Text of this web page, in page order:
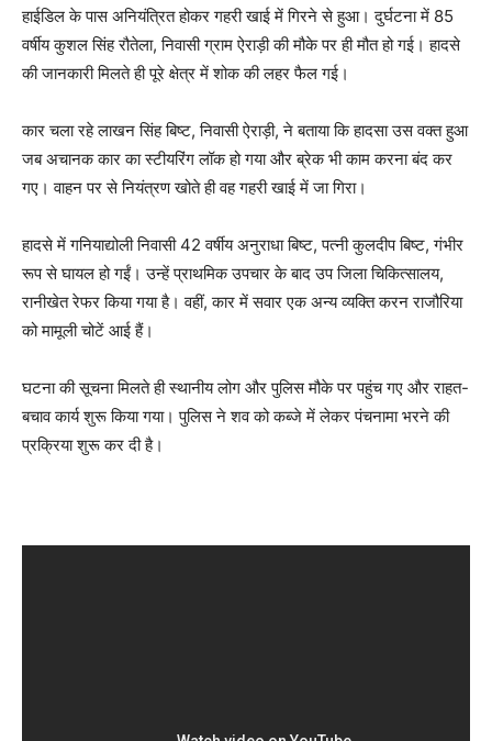
हाईडिल के पास अनियंत्रित होकर गहरी खाई में गिरने से हुआ। दुर्घटना में 85
वर्षीय कुशल सिंह रौतेला, निवासी ग्राम ऐराड़ी की मौके पर ही मौत हो गई। हादसे
की जानकारी मिलते ही पूरे क्षेत्र में शोक की लहर फैल गई।
कार चला रहे लाखन सिंह बिष्ट, निवासी ऐराड़ी, ने बताया कि हादसा उस वक्त हुआ
जब अचानक कार का स्टीयरिंग लॉक हो गया और ब्रेक भी काम करना बंद कर
गए। वाहन पर से नियंत्रण खोते ही वह गहरी खाई में जा गिरा।
हादसे में गनियाद्योली निवासी 42 वर्षीय अनुराधा बिष्ट, पत्नी कुलदीप बिष्ट, गंभीर
रूप से घायल हो गईं। उन्हें प्राथमिक उपचार के बाद उप जिला चिकित्सालय,
रानीखेत रेफर किया गया है। वहीं, कार में सवार एक अन्य व्यक्ति करन राजौरिया
को मामूली चोटें आई हैं।
घटना की सूचना मिलते ही स्थानीय लोग और पुलिस मौके पर पहुंच गए और राहत-
बचाव कार्य शुरू किया गया। पुलिस ने शव को कब्जे में लेकर पंचनामा भरने की
प्रक्रिया शुरू कर दी है।